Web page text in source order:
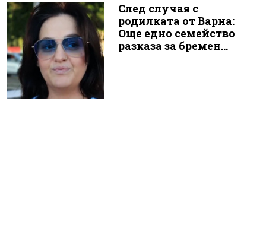
След случая с
родилката от Варна:
Още едно семейство
разказа за бремен...